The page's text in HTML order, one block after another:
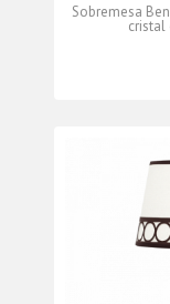
Sobremesa
cristal